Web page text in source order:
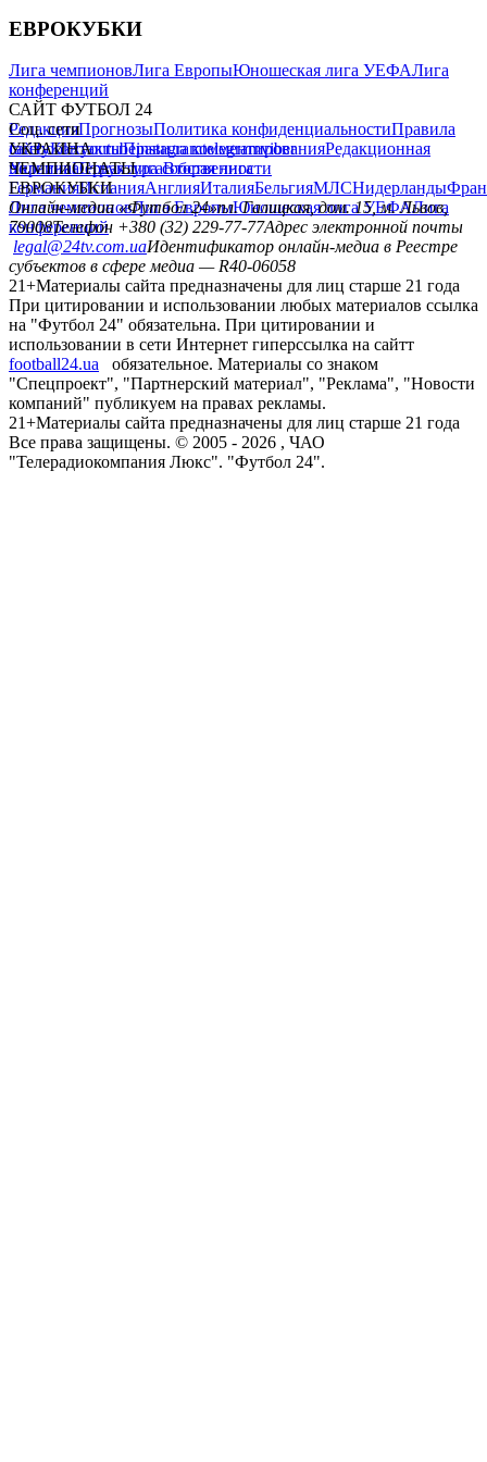
ЕВРОКУБКИ
Лига чемпионовЛига ЕвропыЮношеская лига УЕФАЛига
конференций
САЙТ ФУТБОЛ 24
РедакцияПрогнозыПолитика конфиденциальностиПравила
сайтуКонтактыПравила комментированияРедакционная
политикаСтруктура собственности
Соц. сети
facebookxyoutubeinstagramtelegramviber
УКРАИНА
УкраинаПервая лигаВторая лига
ЧЕМПИОНАТЫ
ГерманияИспанияАнглияИталияБельгияМЛСНидерланды
ЕВРОКУБКИ
Лига чемпионовЛига ЕвропыЮношеская лига УЕФАЛига
конференций
Онлайн-медиа «Футбол 24»пл. Галицкая, дом. 15, м. Львов,
79008Телефон +380 (32) 229-77-77Адрес электронной почты
legal@24tv.com.uaИдентификатор онлайн-медиа в Реестре
субъектов в сфере медиа — R40-06058
21+Материалы сайта предназначены для лиц старше 21 года
При цитировании и использовании любых материалов ссылка
на "Футбол 24" обязательна. При цитировании и
использовании в сети Интернет гиперссылка на сайтт
football24.ua
обязательное. Материалы со знаком
"Спецпроект", "Партнерский материал", "Реклама", "Новости
компаний" публикуем на правах рекламы.
21+Материалы сайта предназначены для лиц старше 21 года
Все права защищены. © 2005 - 2026 , ЧАО
"Телерадиокомпания Люкс". "Футбол 24".